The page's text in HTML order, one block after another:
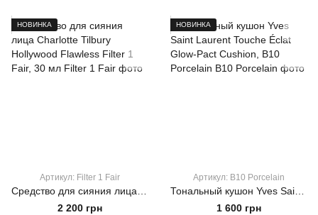
НОВИНКА
Артикул: Filter 1 Fair
2 200 грн
НОВИНКА
Артикул: B10 Porcelain
1 600 грн